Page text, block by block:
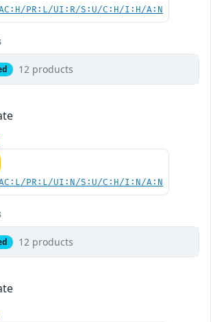
PR:L/UI:R/S:U/C:H/I:H/A:N
12 products
PR:L/UI:N/S:U/C:H/I:N/A:N
12 products